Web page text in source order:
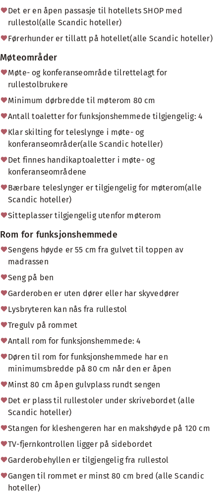
Det er en åpen passasje til hotellets SHOP med
rullestol(alle Scandic hoteller)
Førerhunder er tillatt på hotellet(alle Scandic hoteller)
Møteområder
Møte- og konferanseområde tilrettelagt for
rullestolbrukere
Minimum dørbredde til møterom 80 cm
Antall toaletter for funksjonshemmede tilgjengelig: 4
Klar skilting for teleslynge i møte- og
konferanseområder(alle Scandic hoteller)
Det finnes handikaptoaletter i møte- og
konferanseområdene
Bærbare teleslynger er tilgjengelig for møterom(alle
Scandic hoteller)
Sitteplasser tilgjengelig utenfor møterom
Rom for funksjonshemmede
Sengens høyde er 55 cm fra gulvet til toppen av
madrassen
Seng på ben
Garderoben er uten dører eller har skyvedører
Lysbryteren kan nås fra rullestol
Tregulv på rommet
Antall rom for funksjonshemmede: 4
Døren til rom for funksjonshemmede har en
minimumsbredde på 80 cm når den er åpen
Minst 80 cm åpen gulvplass rundt sengen
Det er plass til rullestoler under skrivebordet (alle
Scandic hoteller)
Stangen for kleshengeren har en makshøyde på 120 cm
TV-fjernkontrollen ligger på sidebordet
Garderobehyllen er tilgjengelig fra rullestol
Gangen til rommet er minst 80 cm bred (alle Scandic
hoteller)